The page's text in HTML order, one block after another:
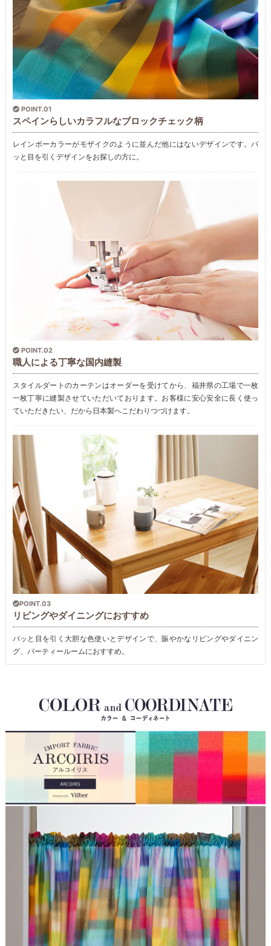
POINT.01
スペインらしいカラフルなブロックチェック柄
レインボーカラーがモザイクのように並んだ他にはないデザインです。パ
ッと目を引くデザインをお探しの方に。
POINT.02
職人による丁寧な国内縫製
スタイルダートのカーテンはオーダーを受けてから、福井県の工場で一枚
一枚丁寧に縫製させていただいております。お客様に安心安全に長く使っ
ていただきたい、だから日本製へこだわりつづけます。
POINT.03
リビングやダイニングにおすすめ
パッと目を引く大胆な色使いとデザインで、賑やかなリビングやダイニン
グ、パーティールームにおすすめ。